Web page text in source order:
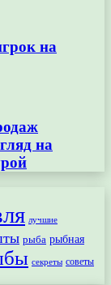
на
на
лучшие
рыба рыбная
секреты советы